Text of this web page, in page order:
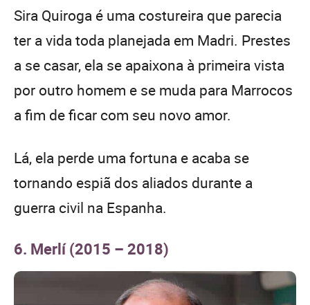
Sira Quiroga é uma costureira que parecia
ter a vida toda planejada em Madri. Prestes
a se casar, ela se apaixona à primeira vista
por outro homem e se muda para Marrocos
a fim de ficar com seu novo amor.
Lá, ela perde uma fortuna e acaba se
tornando espiã dos aliados durante a
guerra civil na Espanha.
6. Merlí (2015 – 2018)